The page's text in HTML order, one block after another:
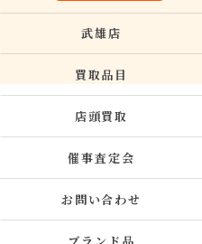
武雄店
買取品目
店頭買取
催事査定会
お問い合わせ